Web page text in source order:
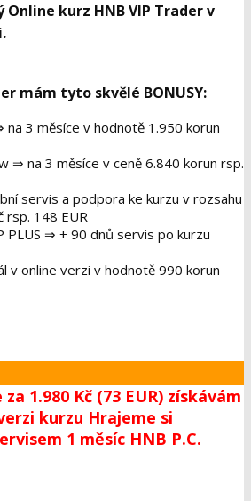
Online kurz HNB VIP Traderv
mám tyto skvělé BONUSY:
na 3 měsíce v hodnotě 1.950 korun
⇒ na 3 měsíce v ceně 6.840 korun rsp.
servis a podpora ke kurzu v rozsahu
rsp. 148 EUR
PLUS ⇒ + 90 dnů servis po kurzu
v online verzi v hodnotě 990 korun
1.980 Kč (73 EUR) získávám
kurzu Hrajeme si
1 měsíc HNB P.C.